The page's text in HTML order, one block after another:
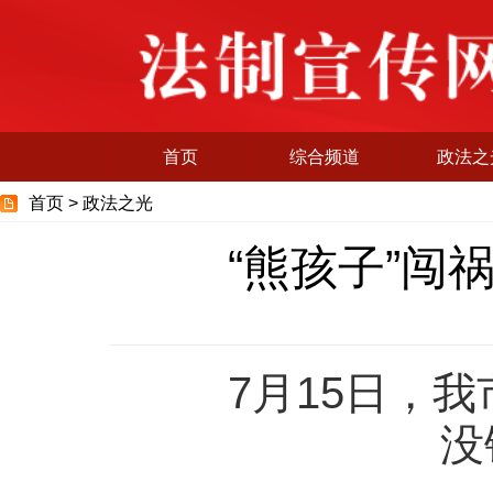
首页 综合频道 政法之
首页 > 政法之光
“熊孩子”闯
7月15日，